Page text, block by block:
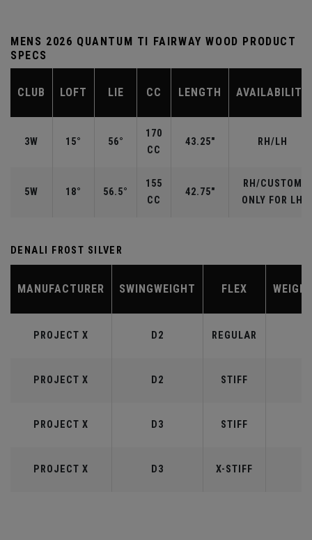
MENS 2026 QUANTUM TI FAIRWAY WOOD PRODUCT
SPECS
CLUB LOFT LIE CC LENGTH AVAILABILITY
3W 15° 56°
170
CC
43.25" RH/LH
5W 18° 56.5°
155
CC
42.75"
RH/CUSTOM
ONLY FOR LH
DENALI FROST SILVER
MANUFACTURER SWINGWEIGHT FLEX
PROJECT X D2 REGULAR
PROJECT X D2 STIFF
PROJECT X D3 STIFF
PROJECT X D3 X-STIFF